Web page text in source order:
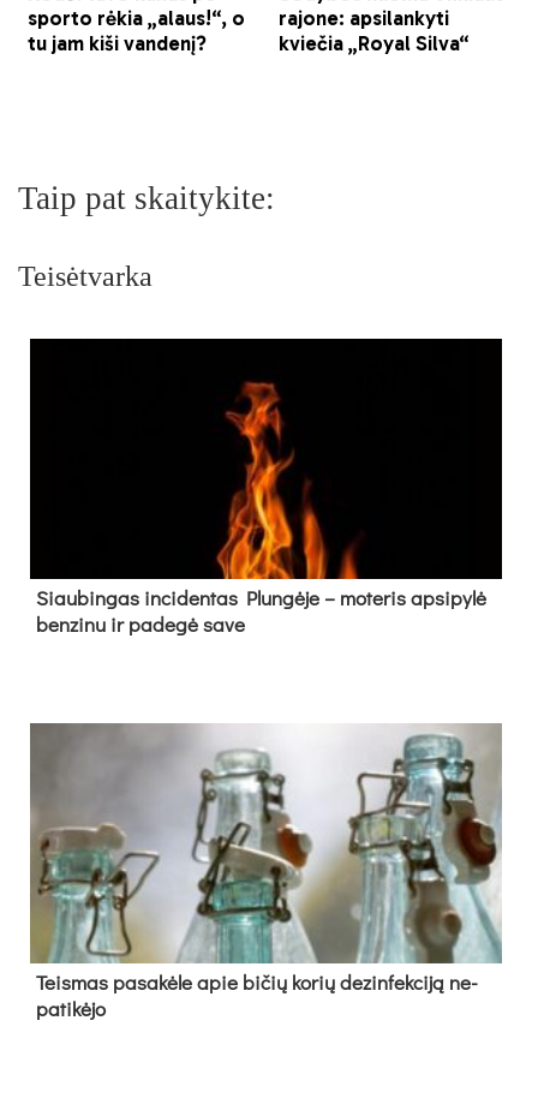
Taip pat skaitykite:
Teisėtvarka
Siau­bin­gas in­ci­den­tas Plun­gė­je – mo­te­ris ap­si­py­lė
ben­zi­nu ir pa­de­gė sa­ve
Teis­mas pa­sa­kė­le apie bi­čių ko­rių de­zin­fek­ci­ją ne­
pa­ti­kė­jo